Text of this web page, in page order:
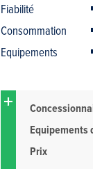
Fiabilité
Consommation
Equipements
Equipements
Prix